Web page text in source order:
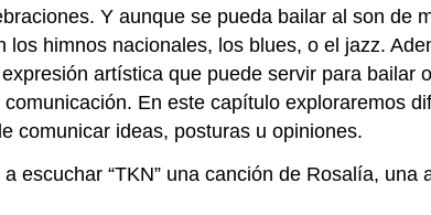
. Y aunque se pueda bailar al son de
los himnos nacionales, los blues, o el jazz.
expresión artística que puede servir para bailar o
comunicación. En este capítulo exploraremos
comunicar ideas, posturas u opiniones.
a escuchar “TKN” una canción de Rosalía, una